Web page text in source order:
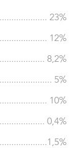
23%
12%
8,2%
5%
10%
0,4%